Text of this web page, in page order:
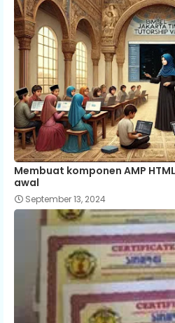
Membuat komponen AMP
awal
September 13, 2024